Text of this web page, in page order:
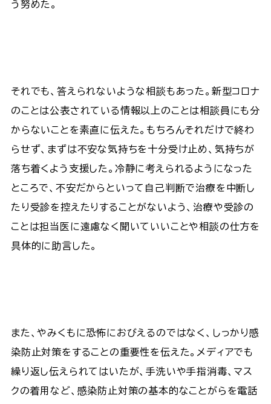
う努めた。
それでも、答えられないような相談もあった。新型コロナ
のことは公表されている情報以上のことは相談員にも分
からないことを素直に伝えた。もちろんそれだけで終わ
らせず、まずは不安な気持ちを十分受け止め、気持ちが
落ち着くよう支援した。冷静に考えられるようになった
ところで、不安だからといって自己判断で治療を中断し
たり受診を控えたりすることがないよう、治療や受診の
ことは担当医に遠慮なく聞いていいことや相談の仕方を
具体的に助言した。
また、やみくもに恐怖におびえるのではなく、しっかり感
染防止対策をすることの重要性を伝えた。メディアでも
繰り返し伝えられてはいたが、手洗いや手指消毒、マス
クの着用など、感染防止対策の基本的なことがらを電話